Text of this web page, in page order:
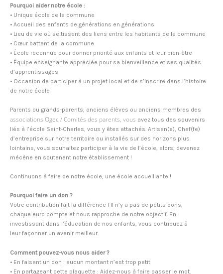
Pourquoi aider notre école :
• Unique école de la commune
• Accueil des enfants de générations en générations
• Lieu de vie où se tissent des liens entre les habitants de la commune
• Cœur battant de la commune
• École reconnue pour donner priorité aux enfants et leur bien-être
• Équipe enseignante appréciée pour sa bienveillance et ses qualités
d’apprentissages
• Occasion de participer à un projet local et de s’inscrire dans l’histoire
de notre école
Parents ou grands-parents, anciens élèves ou anciens membres des
associations Ogec / Comités des parents, vous avez tous des souvenirs
liés à l’école Saint-Charles, vous y êtes attachés. Artisan(e), Chef(fe)
d’entreprise sur notre territoire ou installés sur des horizons plus
lointains, vous souhaitez participer à la vie de l’école, alors, devenez
mécène en soutenant notre établissement !
Continuons à faire de notre école, une école accueillante !
Pourquoi faire un don ?
Votre contribution fait la différence ! Il n’y a pas de petits dons,
chaque euro compte et nous rapproche de notre objectif. En
investissant dans l’éducation de nos enfants, vous contribuez à
leur façonner un avenir meilleur.
Comment pouvez-vous nous aider ?
• En faisant un don : aucun montant n’est trop petit
• En partageant cette plaquette : Aidez-nous à faire passer le mot.